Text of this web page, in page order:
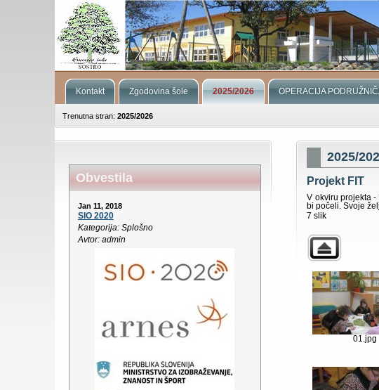
Kontakt Zgodovina šole 2025/2026 OPERACIJA
Trenutna stran: 2025/2026
Obvestila
Jan 11, 2018
SIO 2020
Kategorija: Splošno
Avtor: admin
2025/
Projekt FIT
V okviru projekta
bi počeli. Svoje
7 slik
01.jpg